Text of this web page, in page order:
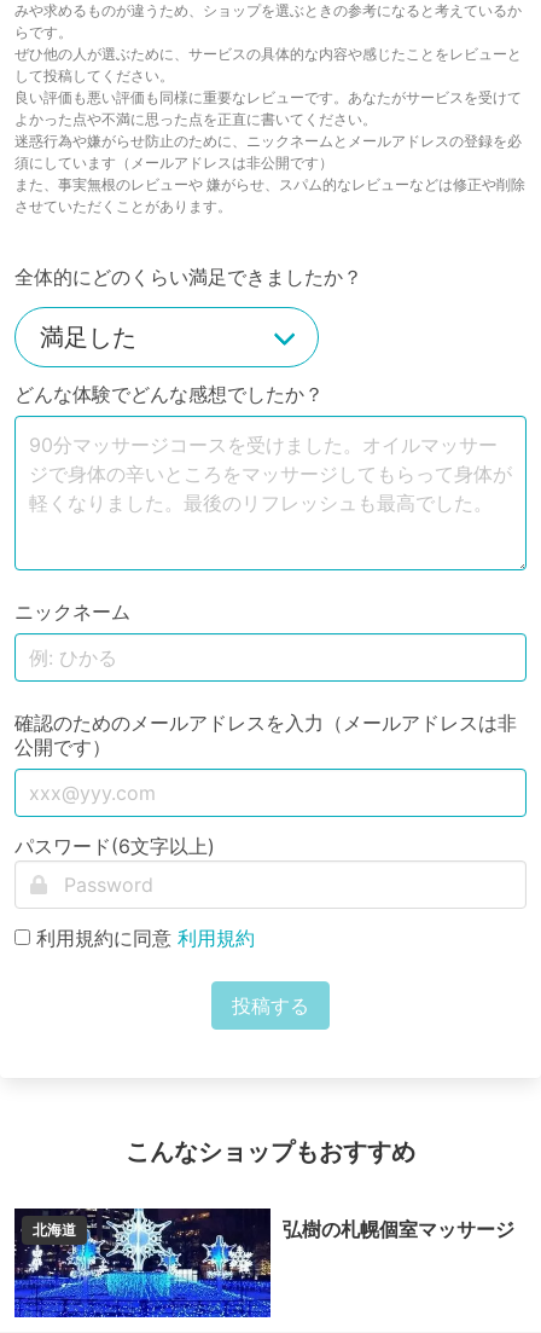
みや求めるものが違うため、ショップを選ぶときの参考になると考えているか
らです。
ぜひ他の人が選ぶために、サービスの具体的な内容や感じたことをレビューと
して投稿してください。
良い評価も悪い評価も同様に重要なレビューです。あなたがサービスを受けて
よかった点や不満に思った点を正直に書いてください。
迷惑行為や嫌がらせ防止のために、ニックネームとメールアドレスの登録を必
須にしています（メールアドレスは非公開です）
また、事実無根のレビューや 嫌がらせ、スパム的なレビューなどは修正や削除
させていただくことがあります。
全体的にどのくらい満足できましたか？
どんな体験でどんな感想でしたか？
ニックネーム
確認のためのメールアドレスを入力（メールアドレスは非
公開です）
パスワード(6文字以上)
利用規約に同意 利用規約
投稿する
こんなショップもおすすめ
北海道 弘樹の札幌個室マッサージ